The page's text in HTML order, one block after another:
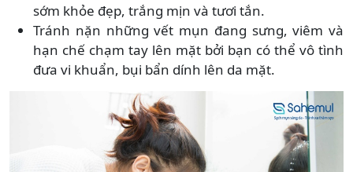
sớm khỏe đẹp, trắng mịn và tươi tắn.
Tránh nặn những vết mụn đang sưng, viêm và
hạn chế chạm tay lên mặt bởi bạn có thể vô tình
đưa vi khuẩn, bụi bẩn dính lên da mặt.